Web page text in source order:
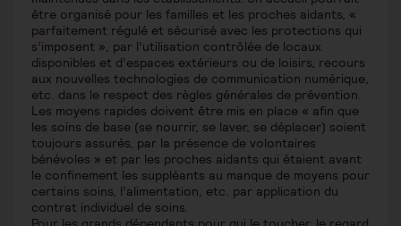
être organisé pour les familles et les proches aidants, «
parfaitement régulé et sécurisé avec les protections qui
s’imposent », par l’utilisation contrôlée de locaux
disponibles et d’espaces extérieurs ou de loisirs, recours
aux nouvelles technologies de communication numérique,
etc. dans le respect des règles générales de prévention.
Les moyens rapides doivent être mis en place « afin que
les soins de base (se nourrir, se laver, se déplacer) soient
toujours assurés, par la présence de volontaires
bénévoles » et par les proches aidants qui étaient avant
le confinement les suppléants au manque de moyens pour
certains soins, l’alimentation, etc. par application du
contrat individuel de soins.